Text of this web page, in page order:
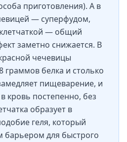
приготовления). А в
— суперфудом,
— общий
заметно снижается. В
чечевицы
граммов белка и столько
пищеварение, и
кровь постепенно, без
образует в
геля, который
барьером для быстрого